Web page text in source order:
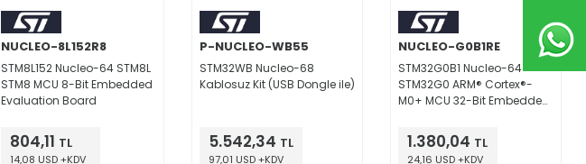
NUCLEO-8L152R8
STM8L152 Nucleo-64 STM8L
STM8 MCU 8-Bit Embedded
Evaluation Board
804,11 TL
14,08 USD +KDV
P-NUCLEO-WB55
STM32WB Nucleo-68
Kablosuz Kit (USB Dongle ile)
5.542,34 TL
97,01 USD +KDV
NUCLEO-G0B1RE
STM32G0B1 Nucleo-64
STM32G0 ARM® Cortex®-
M0+ MCU 32-Bit Embedded
1.380,04 TL
24,16 USD +KDV